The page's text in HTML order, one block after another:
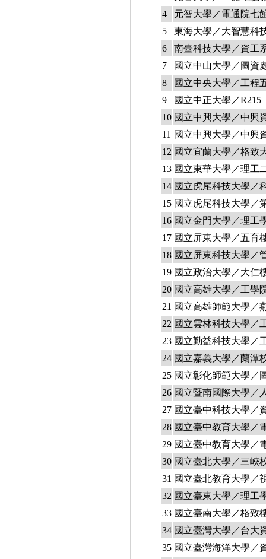
4
元智大學／電通院七
5
東海大學／大智慧科
6
南臺科技大學／資工
7
國立中山大學／圖資
8
國立中央大學／工程
9
國立中正大學／R215
10 國立中興大學／中興
11 國立中興大學／中興
12 國立宜蘭大學／格致
13 國立東華大學／理工
14 國立虎尾科技大學／
15 國立虎尾科技大學／
16 國立金門大學／理工
17 國立屏東大學／五育
18 國立屏東科技大學／
19 國立政治大學／大仁
20 國立高雄大學／工學
21 國立高雄師範大學／
22 國立雲林科技大學／
23 國立勤益科技大學／
24 國立嘉義大學／蘭潭
25 國立彰化師範大學／
26 國立暨南國際大學／
27 國立臺中科技大學／
28 國立臺中教育大學／
29 國立臺中教育大學／
30 國立臺北大學／三峽
31 國立臺北教育大學／
32 國立臺東大學／理工
33 國立臺南大學／格致
34 國立臺灣大學／台大
35 國立臺灣海洋大學／